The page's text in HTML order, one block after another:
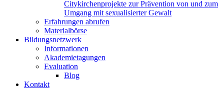
Citykirchenprojekte zur Prävention von und zum
Umgang mit sexualisierter Gewalt
Erfahrungen abrufen
Materialbörse
Bildungsnetzwerk
Informationen
Akademietagungen
Evaluation
Blog
Kontakt